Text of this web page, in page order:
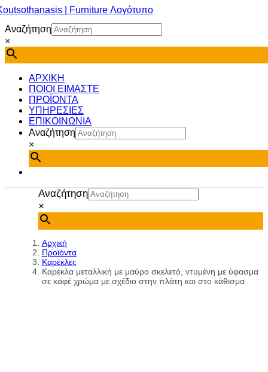
Μετάβαση
περιεχόμενο
Αναζήτηση
×
Αναζήτηση
×
ΑΡΧΙΚΗ
ΠΟΙΟΙ ΕΙΜΑΣΤΕ
ΠΡΟΪΟΝΤΑ
ΥΠΗΡΕΣΙΕΣ
ΕΠΙΚΟΙΝΩΝΙΑ
Αναζήτηση
×
Αρχική
Προϊόντα
Καρέκλες
Καρέκλα μεταλλική με μαύρο σκελετό, ντυμένη με ύφασμα
σε καφέ χρώμα με σχέδιο στην πλάτη και στο κάθισμα